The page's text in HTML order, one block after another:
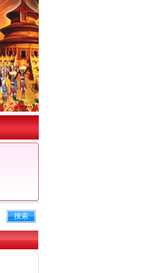
搜索